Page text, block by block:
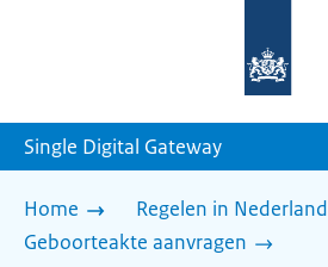
homepage
Single Digital Gateway
Home
Regelen in Nederland
Geboorteakte aanvragen